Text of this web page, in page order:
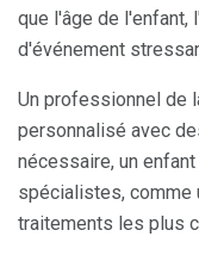
que l'âge de l'enfant,
d'événement
Un professionnel de
personnalisé avec
nécessaire, un
spécialistes, comme
traitements les plus